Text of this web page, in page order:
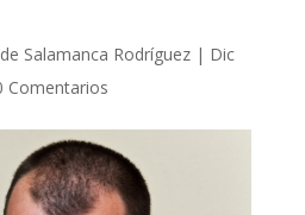
Salamanca Rodríguez| Dic
Comentarios